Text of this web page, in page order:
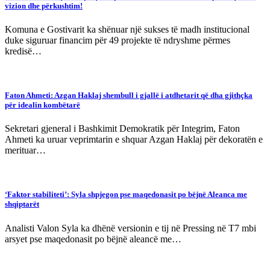
vizion dhe përkushtim!
Komuna e Gostivarit ka shënuar një sukses të madh institucional
duke siguruar financim për 49 projekte të ndryshme përmes
kredisë…
Faton Ahmeti: Azgan Haklaj shembull i gjallë i atdhetarit që dha gjithçka
për idealin kombëtarë
Sekretari gjeneral i Bashkimit Demokratik për Integrim, Faton
Ahmeti ka uruar veprimtarin e shquar Azgan Haklaj për dekoratën e
merituar…
‘Faktor stabiliteti’: Syla shpjegon pse maqedonasit po bëjnë Aleanca me
shqiptarët
Analisti Valon Syla ka dhënë versionin e tij në Pressing në T7 mbi
arsyet pse maqedonasit po bëjnë aleancë me…